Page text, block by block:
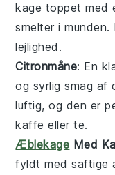
kage toppet med
smelter i
lejlighed.
Citronmåne: En
og syrlig smag af
luftig, og den er
kaffe eller te.
Æblekage Med
fyldt med saftige